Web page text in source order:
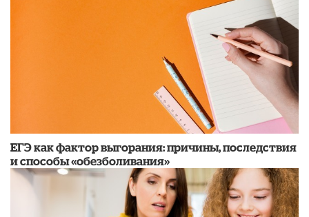
​ЕГЭ как фактор выгорания: причины, последствия
и способы «обезболивания»